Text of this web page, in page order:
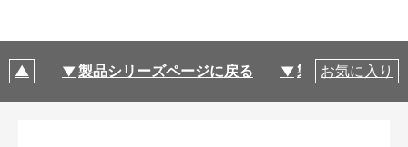
製品シリーズページに戻る 製品仕様
お気に入り